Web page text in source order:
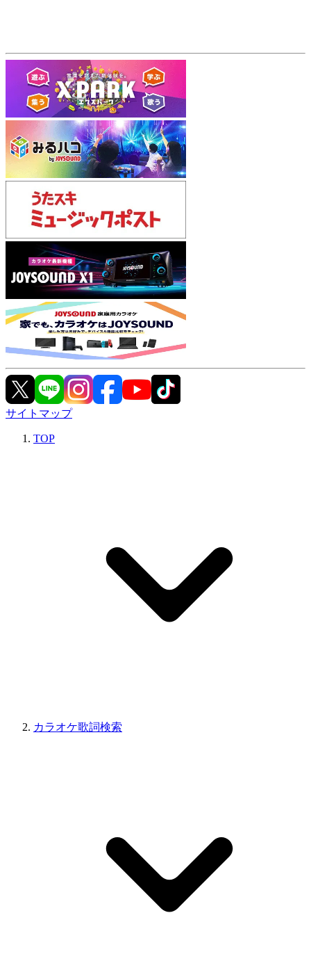
サイトマップ
TOP
カラオケ歌詞検索